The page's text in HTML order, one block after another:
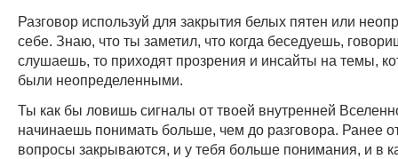
Разговор используй для закрытия белых пятен или
себе. Знаю, что ты заметил, что когда беседуешь,
слушаешь, то приходят прозрения и инсайты на темы,
были неопределенными.
Ты как бы ловишь сигналы от твоей внутренней
начинаешь понимать больше, чем до разговора. Ранее
вопросы закрываются, и у тебя больше понимания, и в